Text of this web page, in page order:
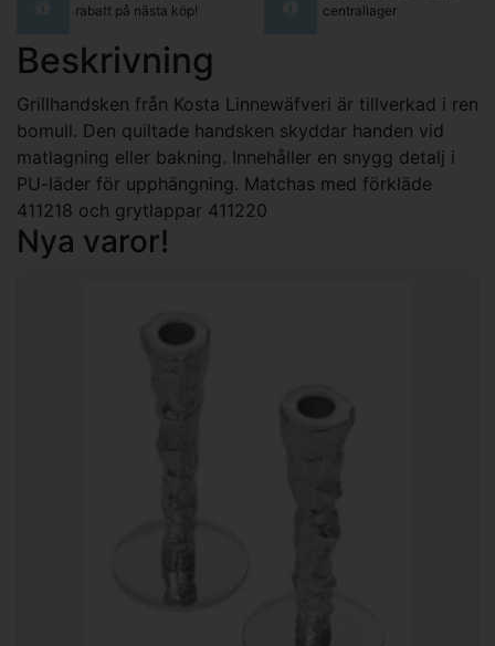
rabatt på nästa köp!
centrallager
Beskrivning
Grillhandsken från Kosta Linnewäfveri är tillverkad i ren
bomull. Den quiltade handsken skyddar handen vid
matlagning eller bakning. Innehåller en snygg detalj i
PU-läder för upphängning. Matchas med förkläde
411218 och grytlappar 411220
Nya varor!